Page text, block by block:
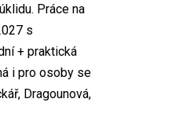
Práce na
s
+ praktická
i pro osoby se
Dragounová,